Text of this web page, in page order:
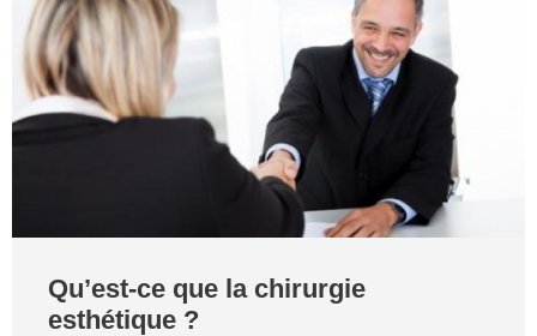
Qu’est-ce que la chirurgie
esthétique ?